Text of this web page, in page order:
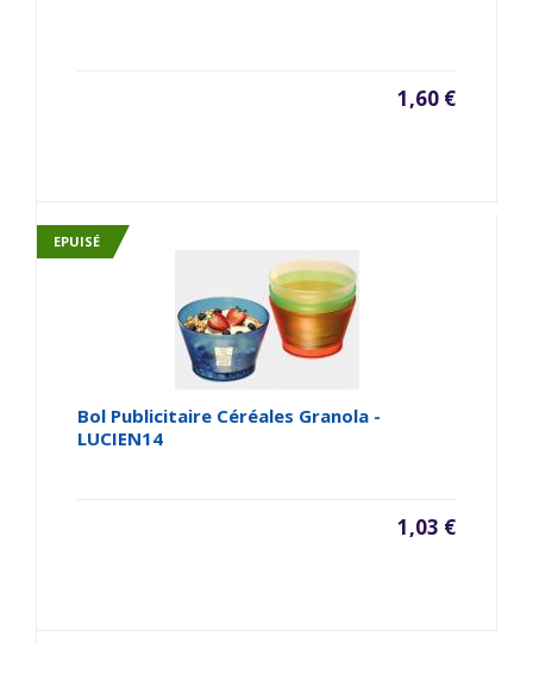
1,60 €
EPUISÉ
Bol Publicitaire Céréales Granola -
LUCIEN14
1,03 €